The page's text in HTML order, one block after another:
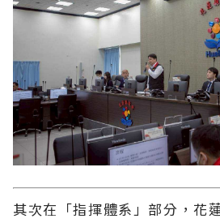
其次在「指揮體系」部分，花